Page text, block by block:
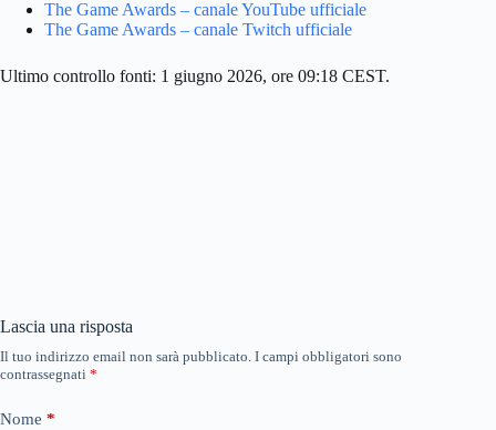
The Game Awards – canale YouTube ufficiale
The Game Awards – canale Twitch ufficiale
Ultimo controllo fonti: 1 giugno 2026, ore 09:18 CEST.
Lascia una risposta
Il tuo indirizzo email non sarà pubblicato. I campi obbligatori sono
contrassegnati *
Nome *